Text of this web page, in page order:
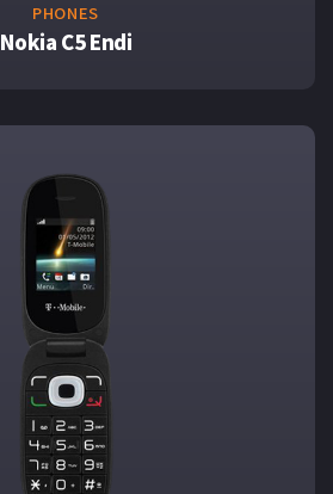
PHONES
Nokia C5 Endi